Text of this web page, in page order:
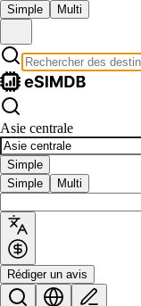
Simple Multi
Asie centrale
Simple
Simple
Multi
Rédiger un avis